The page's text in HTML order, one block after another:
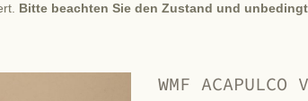
Bitte beachten Sie den Zustand und
WMF ACAPULCO